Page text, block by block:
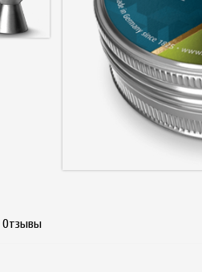
Отзывы